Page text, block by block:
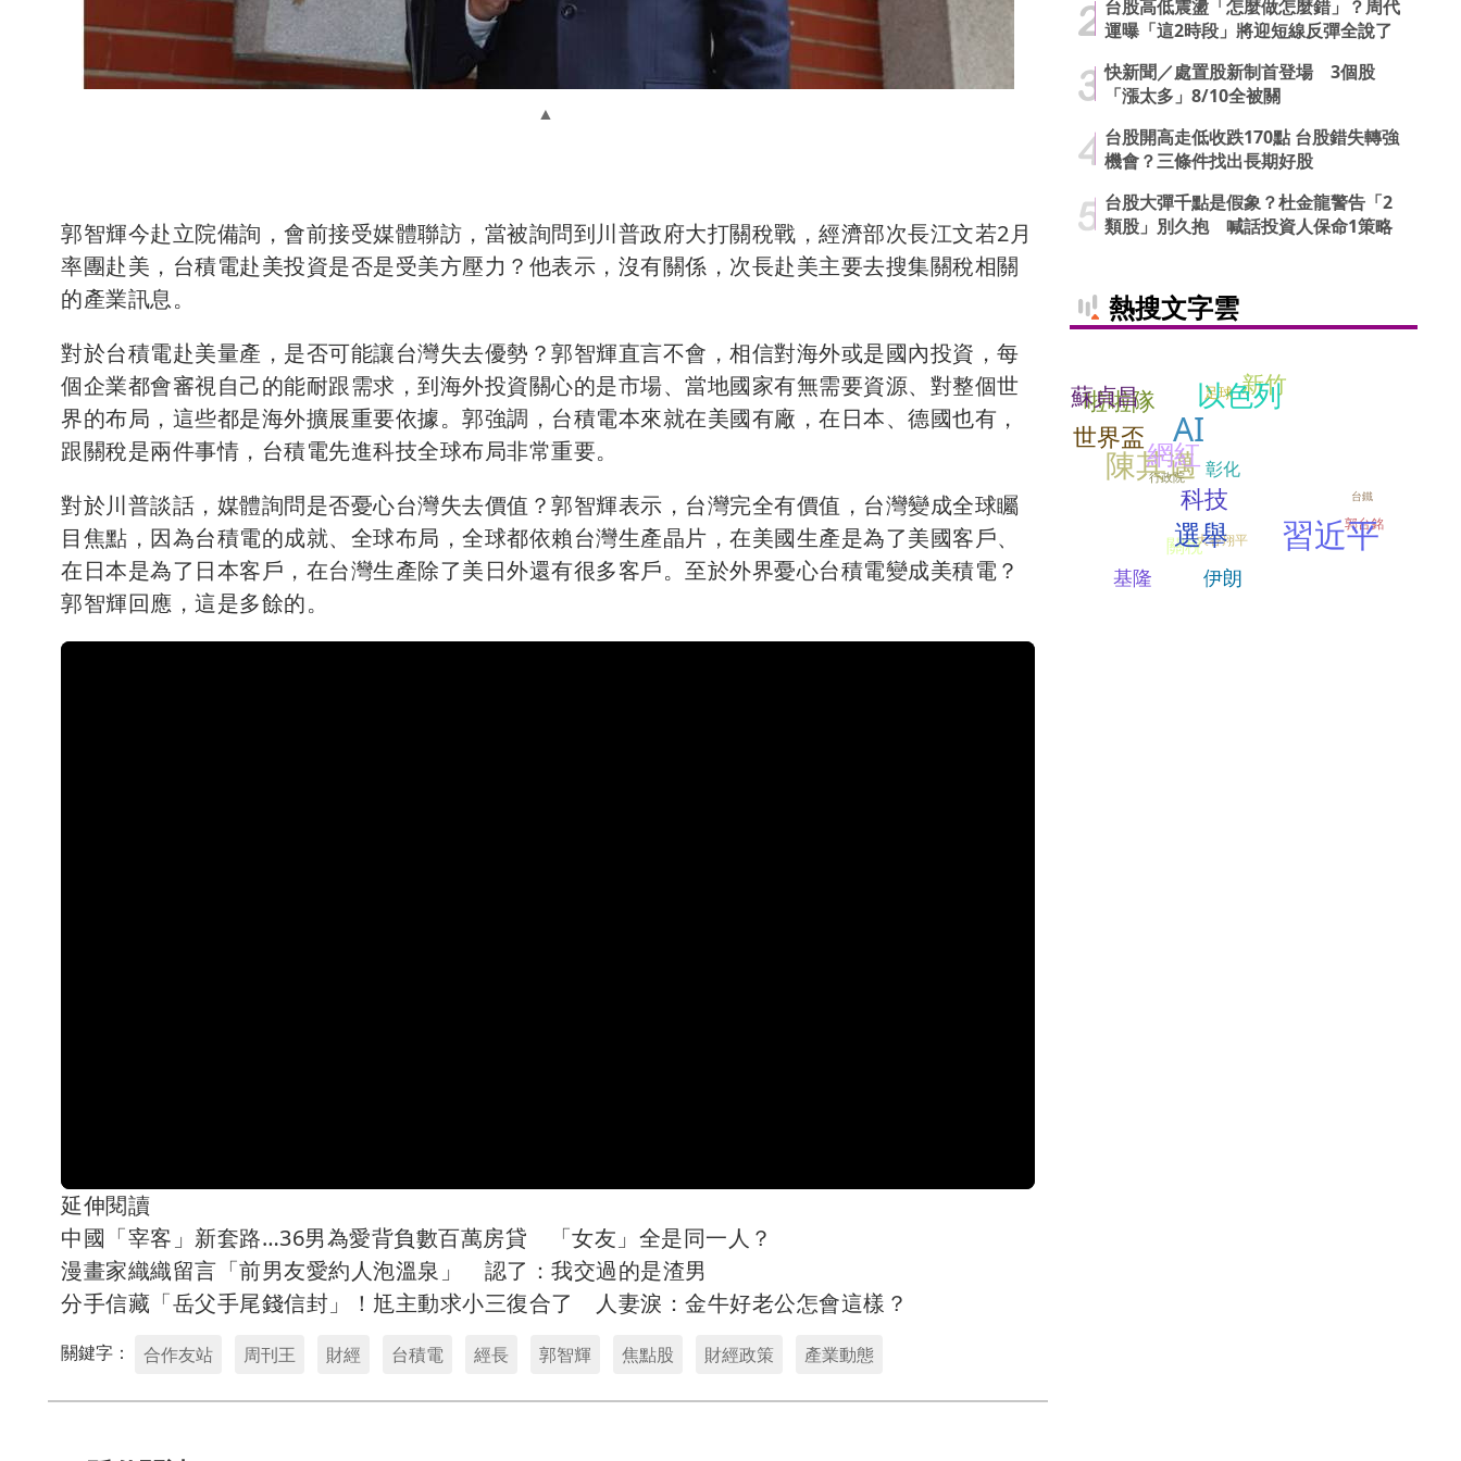
郭智輝今赴立院備詢，會前接受媒體聯訪，當被詢問到川普政府大打關稅戰，經濟部次長江文若2月
率團赴美，台積電赴美投資是否是受美方壓力？他表示，沒有關係，次長赴美主要去搜集關稅相關
的產業訊息。
對於台積電赴美量產，是否可能讓台灣失去優勢？郭智輝直言不會，相信對海外或是國內投資，每
個企業都會審視自己的能耐跟需求，到海外投資關心的是市場、當地國家有無需要資源、對整個世
界的布局，這些都是海外擴展重要依據。郭強調，台積電本來就在美國有廠，在日本、德國也有，
跟關稅是兩件事情，台積電先進科技全球布局非常重要。
對於川普談話，媒體詢問是否憂心台灣失去價值？郭智輝表示，台灣完全有價值，台灣變成全球矚
目焦點，因為台積電的成就、全球布局，全球都依賴台灣生產晶片，在美國生產是為了美國客戶、
在日本是為了日本客戶，在台灣生產除了美日外還有很多客戶。至於外界憂心台積電變成美積電？
郭智輝回應，這是多餘的。
延伸閱讀
中國「宰客」新套路…36男為愛背負數百萬房貸 「女友」全是同一人？
漫畫家織織留言「前男友愛約人泡溫泉」 認了：我交過的是渣男
分手信藏「岳父手尾錢信封」！尪主動求小三復合了 人妻淚：金牛好老公怎會這樣？
關鍵字： 合作友站 周刊王 財經 台積電 經長 郭智輝 焦點股 財經政策 產業動態
台股高低震盪「怎麼做怎麼錯」？周代
運曝「這2時段」將迎短線反彈全說了
快新聞／處置股新制首登場 3個股
「漲太多」8/10全被關
台股開高走低收跌170點 台股錯失轉強
機會？三條件找出長期好股
台股大彈千點是假象？杜金龍警告「2
類股」別久抱 喊話投資人保命1策略
熱搜文字雲
彰化
科技
陳其邁
AI
新竹
網紅
關稅
行政院
郭台銘
伊朗
世界盃
以色列
足球
大谷翔平
選舉
啦啦隊
蘇貞昌
台鐵
習近平
基隆